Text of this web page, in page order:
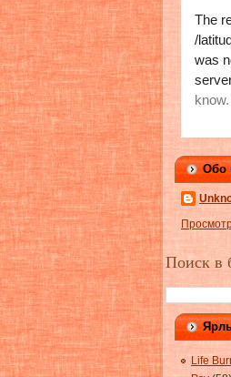
Обо
Поиск в
Life